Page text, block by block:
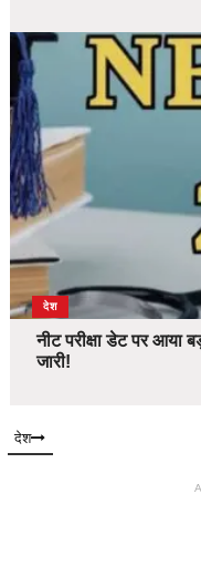
देश
नीट परीक्षा डेट पर आया
जारी!
देश